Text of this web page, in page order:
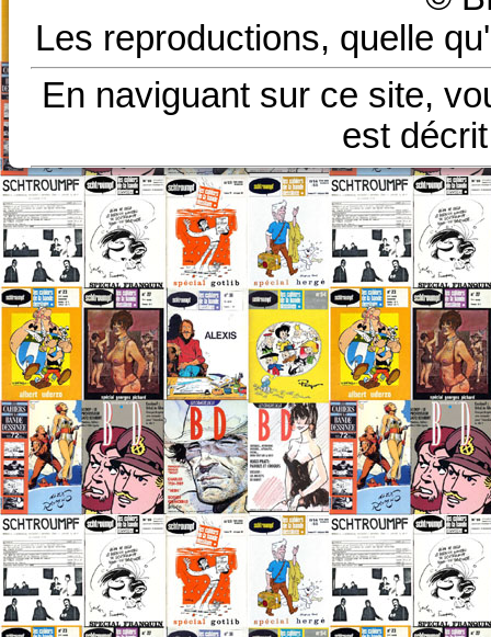
Les reproductions, quelle
En naviguant sur ce site,
est